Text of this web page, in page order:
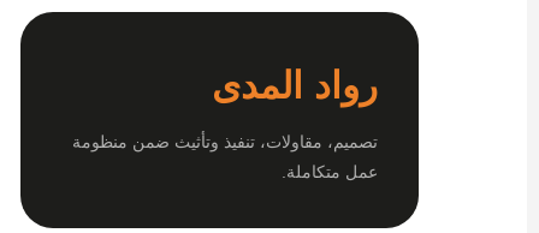
رواد المدى
تصميم، مقاولات، تنفيذ وتأثيث ضمن منظومة
عمل متكاملة.